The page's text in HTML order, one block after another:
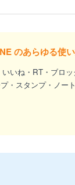
のあらゆる使
いね・RT・ブロ
・スタンプ・ノ